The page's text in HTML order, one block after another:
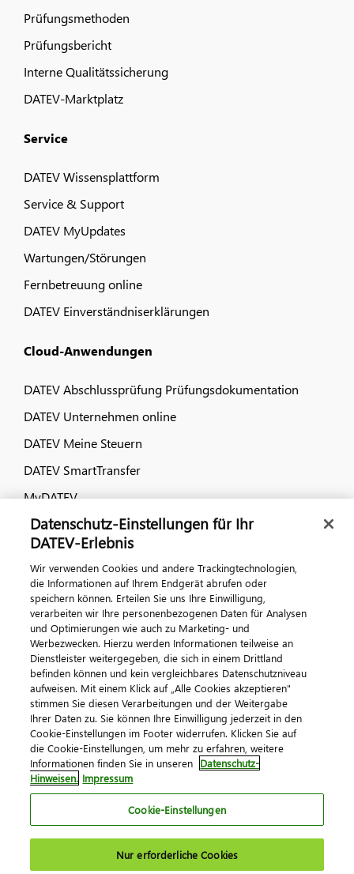
Prüfungsmethoden
Prüfungsbericht
Interne Qualitätssicherung
DATEV-Marktplatz
Service
DATEV Wissensplattform
Service & Support
DATEV MyUpdates
Wartungen/Störungen
Fernbetreuung online
DATEV Einverständniserklärungen
Cloud-Anwendungen
DATEV Abschlussprüfung Prüfungsdokumentation
DATEV Unternehmen online
DATEV Meine Steuern
DATEV SmartTransfer
MyDATEV
Dialog & Medien
Veranstaltungen
DATEV magazin
DATEV-Community
DATEV-Newsletter
Kontaktieren Sie uns
ImpressumDatenschutzAGBKontakt
Cookie-Einstellungen
Datenschutz-Einstellungen für Ihr
DATEV-Erlebnis
Wir verwenden Cookies und andere Trackingtechnologien,
die Informationen auf Ihrem Endgerät abrufen oder
speichern können. Erteilen Sie uns Ihre Einwilligung,
verarbeiten wir Ihre personenbezogenen Daten für Analysen
und Optimierungen wie auch zu Marketing- und
Werbezwecken. Hierzu werden Informationen teilweise an
Dienstleister weitergegeben, die sich in einem Drittland
befinden können und kein vergleichbares Datenschutzniveau
aufweisen. Mit einem Klick auf „Alle Cookies akzeptieren"
stimmen Sie diesen Verarbeitungen und der Weitergabe
Ihrer Daten zu. Sie können Ihre Einwilligung jederzeit in den
Cookie-Einstellungen im Footer widerrufen. Klicken Sie auf
die Cookie-Einstellungen, um mehr zu erfahren, weitere
Informationen finden Sie in unseren Datenschutz-
Hinweisen. Impressum
Cookie-Einstellungen
Nur erforderliche Cookies